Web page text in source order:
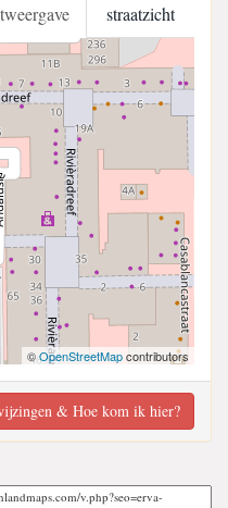
straatzicht
©OpenStreetMapcontributors
& Hoe kom ik hier?